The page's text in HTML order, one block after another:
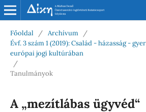
Főoldal / Archívum
/
Évf. 3 szám 1 (2019): Család - házasság -
európai jogi kultúrában
/
Tanulmányok
A „mezítlábas ügyvéd“